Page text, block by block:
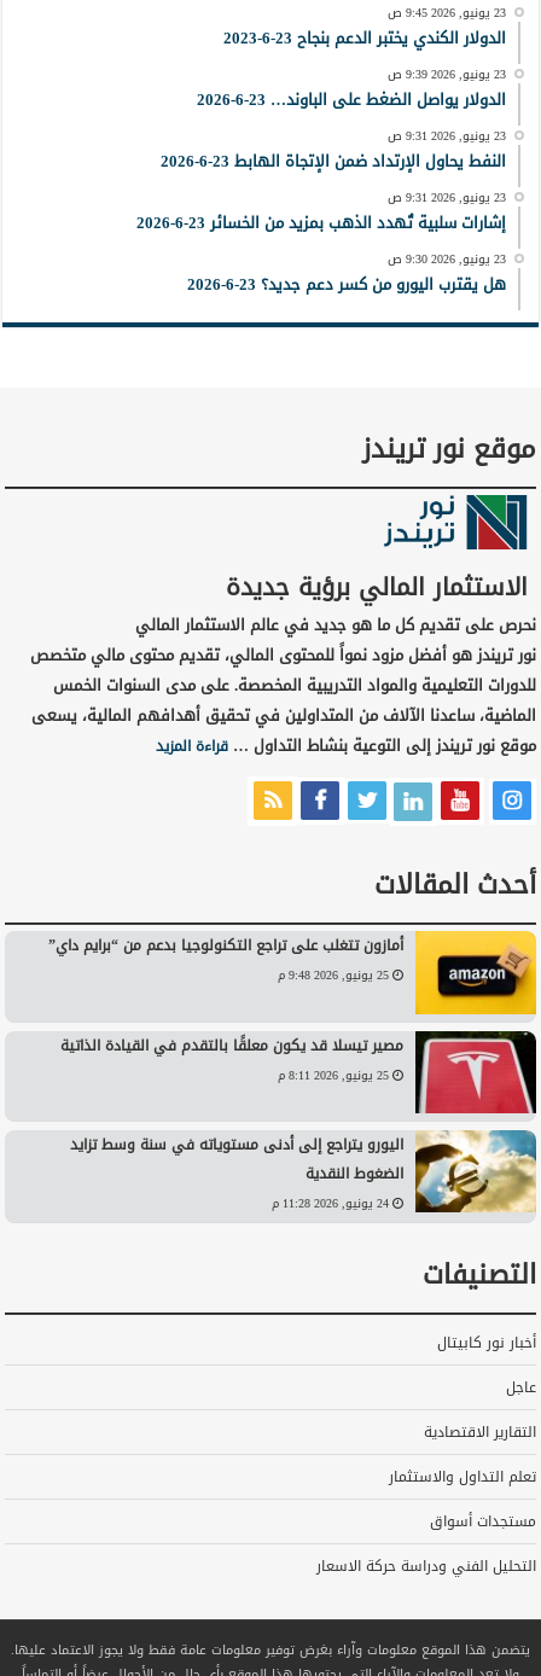
23 يونيو, 2026 9:45 ص
الدولار الكندي يختبر الدعم بنجاح 23-6-2023
23 يونيو, 2026 9:39 ص
الدولار يواصل الضغط على الباوند… 23-6-2026
23 يونيو, 2026 9:31 ص
النفط يحاول الإرتداد ضمن الإتجاة الهابط 23-6-2026
23 يونيو, 2026 9:31 ص
إشارات سلبية تُهدد الذهب بمزيد من الخسائر 23-6-2026
23 يونيو, 2026 9:30 ص
هل يقترب اليورو من كسر دعم جديد؟ 23-6-2026
موقع نور تريندز
الاستثمار المالي برؤية جديدة
نحرص على تقديم كل ما هو جديد في عالم الاستثمار المالي
نور تريندز هو أفضل مزود نمواً للمحتوى المالي، تقديم محتوى مالي متخصص
للدورات التعليمية والمواد التدريبية المخصصة. على مدى السنوات الخمس
الماضية، ساعدنا الآلاف من المتداولين في تحقيق أهدافهم المالية، يسعى
موقع نور تريندز إلى التوعية بنشاط التداول …قراءة المزيد
أحدث المقالات
أمازون تتغلب على تراجع التكنولوجيا بدعم من “برايم داي”
25 يونيو, 2026 9:48 م
مصير تيسلا قد يكون معلقًا بالتقدم في القيادة الذاتية
25 يونيو, 2026 8:11 م
اليورو يتراجع إلى أدنى مستوياته في سنة وسط تزايد
الضغوط النقدية
24 يونيو, 2026 11:28 م
التصنيفات
أخبار نور كابيتال
عاجل
التقارير الاقتصادية
تعلم التداول والاستثمار
مستجدات أسواق
التحليل الفني ودراسة حركة الاسعار
يتضمن هذا الموقع معلومات وآراء بغرض توفير معلومات عامة فقط ولا يجوز الاعتماد عليها.